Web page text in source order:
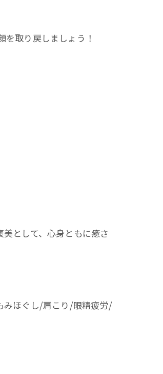
取り戻しましょう！
として、心身ともに癒さ
みほぐし/肩こり/眼精疲労/